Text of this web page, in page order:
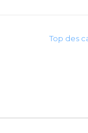
Top des